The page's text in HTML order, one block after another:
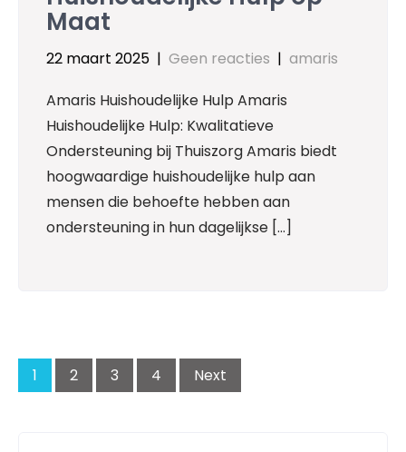
Maat
22 maart 2025 | Geen reacties | amaris
Amaris Huishoudelijke Hulp Amaris
Huishoudelijke Hulp: Kwalitatieve
Ondersteuning bij Thuiszorg Amaris biedt
hoogwaardige huishoudelijke hulp aan
mensen die behoefte hebben aan
ondersteuning in hun dagelijkse […]
navigation
1 2 3 4 Next